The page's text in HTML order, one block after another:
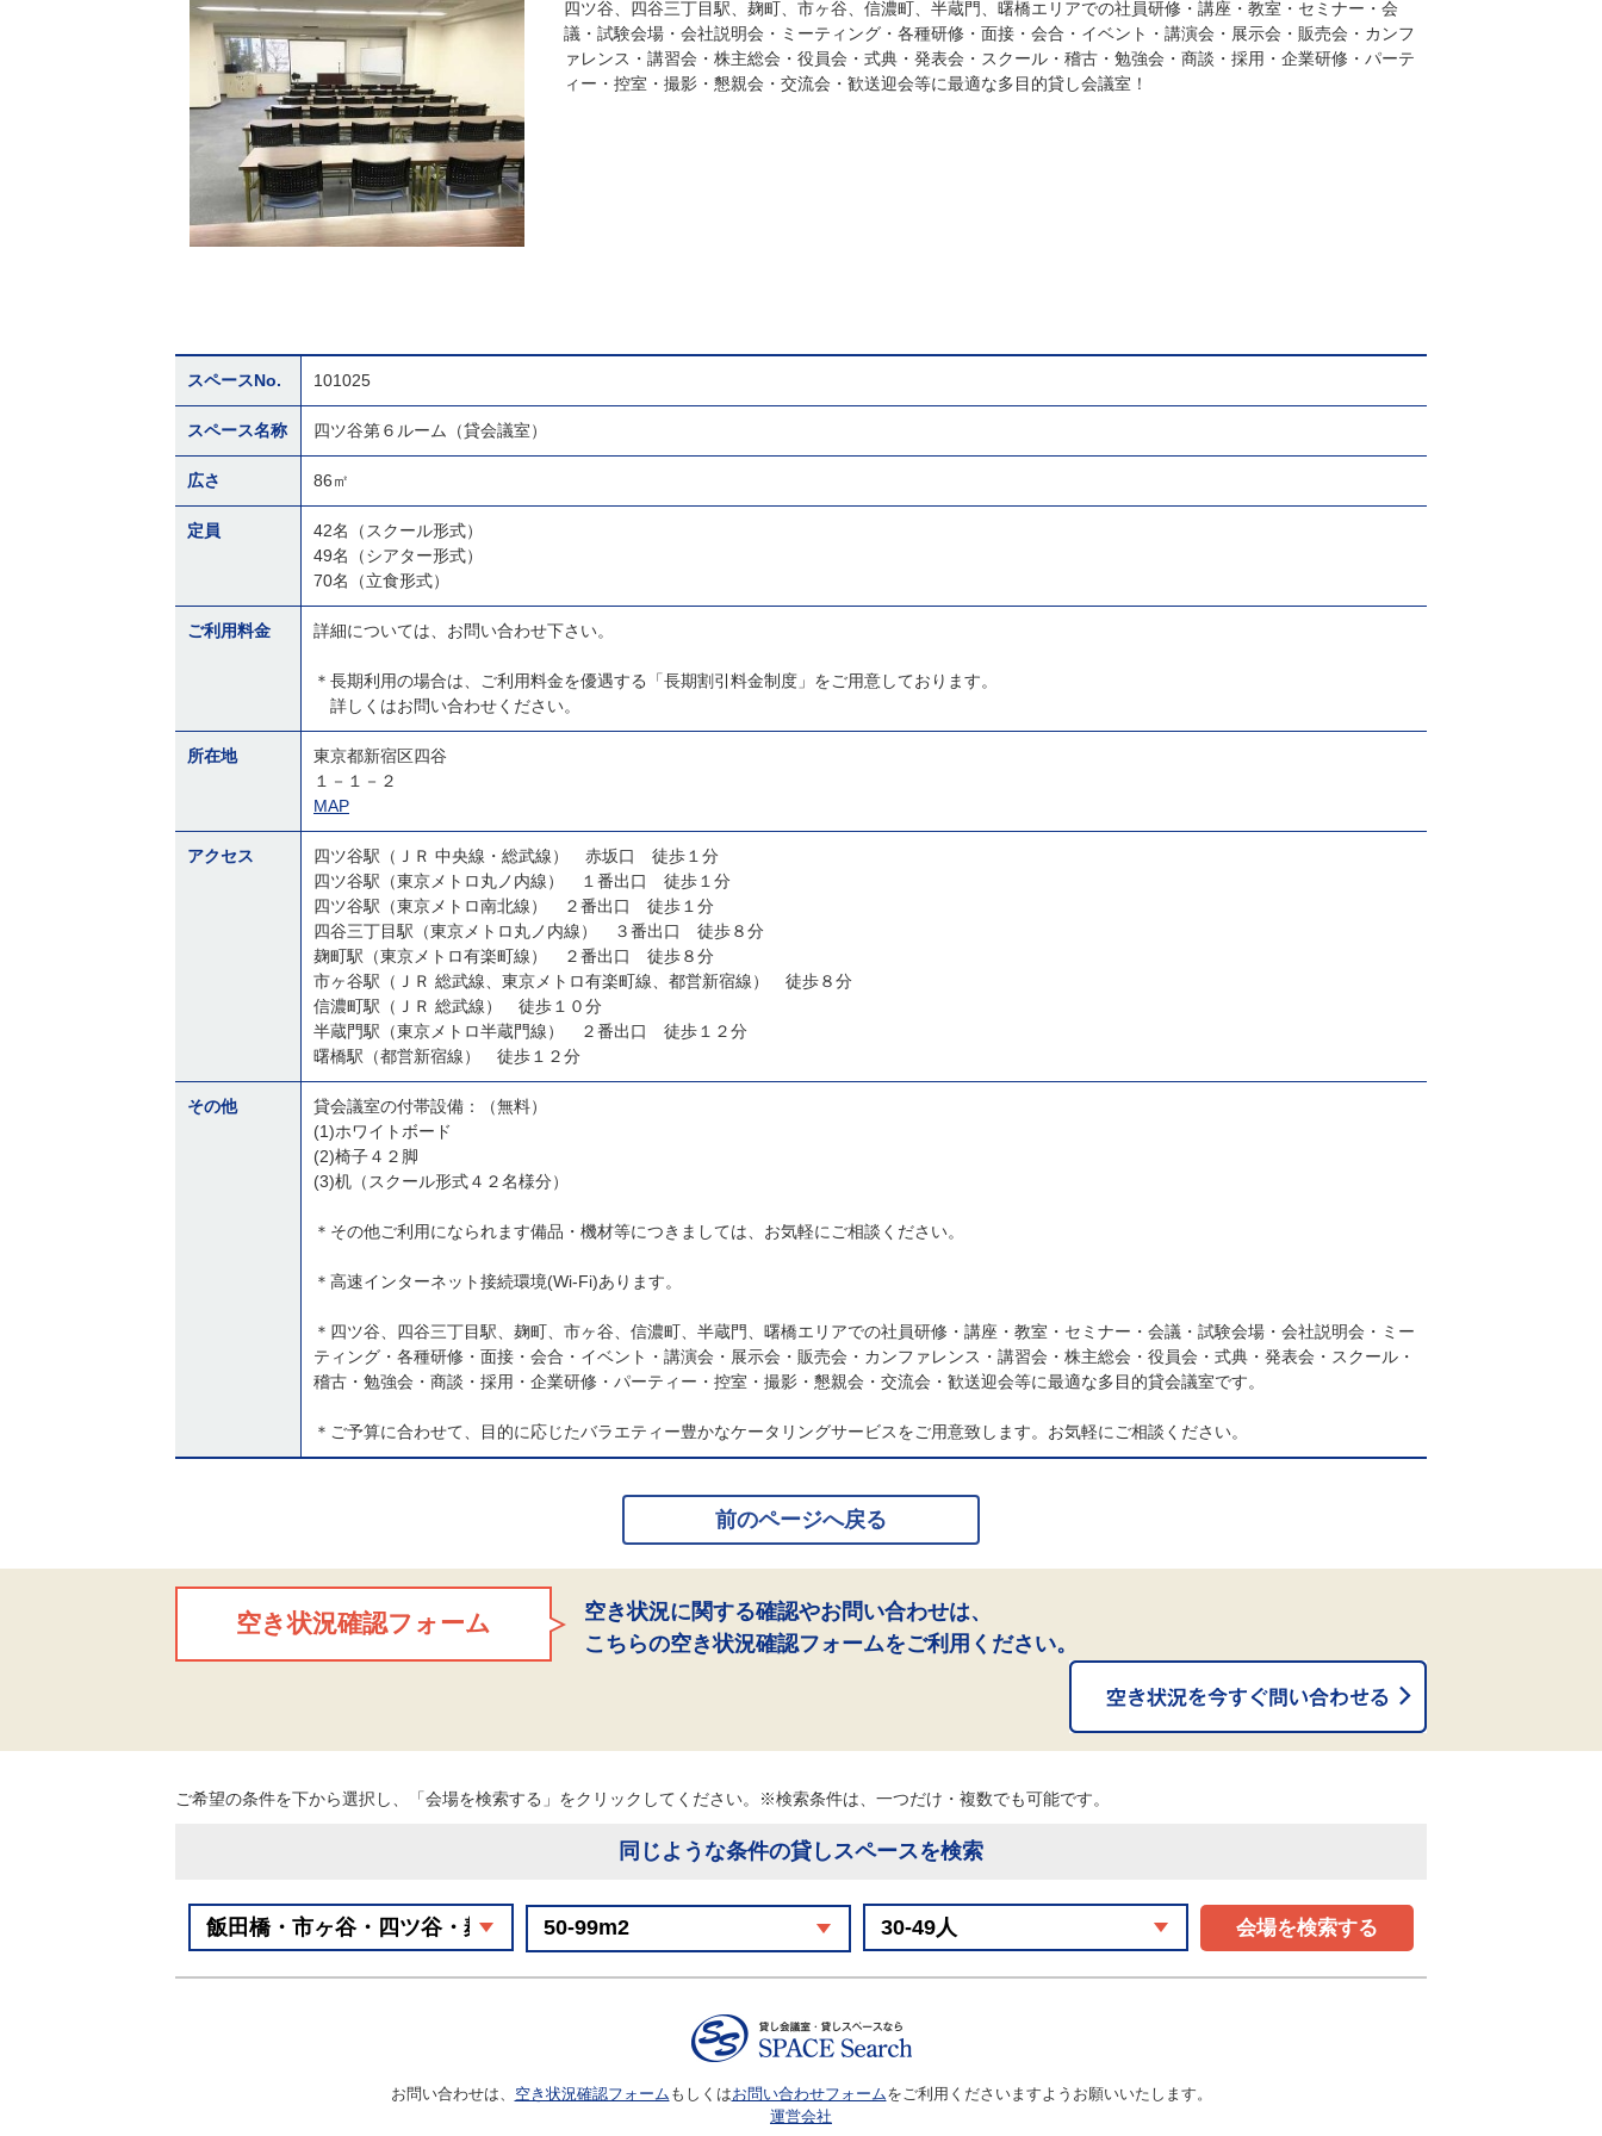
四ツ谷、四谷三丁目駅、麹町、市ヶ谷、信濃町、半蔵門、曙橋エリアでの社員研修・講座・教室・セミナー・会
議・試験会場・会社説明会・ミーティング・各種研修・面接・会合・イベント・講演会・展示会・販売会・カンフ
ァレンス・講習会・株主総会・役員会・式典・発表会・スクール・稽古・勉強会・商談・採用・企業研修・パーテ
ィー・控室・撮影・懇親会・交流会・歓送迎会等に最適な多目的貸し会議室！
スペースNo. 101025
スペース名称 四ツ谷第６ルーム（貸会議室）
広さ 86㎡
定員
42名（スクール形式）
49名（シアター形式）
70名（立食形式）
ご利用料金 詳細については、お問い合わせ下さい。
＊長期利用の場合は、ご利用料金を優遇する「長期割引料金制度」をご用意しております。
詳しくはお問い合わせください。
所在地
東京都新宿区四谷
１－１－２
MAP
アクセス
四ツ谷駅（ＪＲ 中央線・総武線） 赤坂口 徒歩１分
四ツ谷駅（東京メトロ丸ノ内線） １番出口 徒歩１分
四ツ谷駅（東京メトロ南北線） ２番出口 徒歩１分
四谷三丁目駅（東京メトロ丸ノ内線） ３番出口 徒歩８分
麹町駅（東京メトロ有楽町線） ２番出口 徒歩８分
市ヶ谷駅（ＪＲ 総武線、東京メトロ有楽町線、都営新宿線） 徒歩８分
信濃町駅（ＪＲ 総武線） 徒歩１０分
半蔵門駅（東京メトロ半蔵門線） ２番出口 徒歩１２分
曙橋駅（都営新宿線） 徒歩１２分
その他
貸会議室の付帯設備：（無料）
(1)ホワイトボード
(2)椅子４２脚
(3)机（スクール形式４２名様分）
＊その他ご利用になられます備品・機材等につきましては、お気軽にご相談ください。
＊高速インターネット接続環境(Wi-Fi)あります。
＊四ツ谷、四谷三丁目駅、麹町、市ヶ谷、信濃町、半蔵門、曙橋エリアでの社員研修・講座・教室・セミナー・会議・試験会場・会社説明会・ミー
ティング・各種研修・面接・会合・イベント・講演会・展示会・販売会・カンファレンス・講習会・株主総会・役員会・式典・発表会・スクール・
稽古・勉強会・商談・採用・企業研修・パーティー・控室・撮影・懇親会・交流会・歓送迎会等に最適な多目的貸会議室です。
＊ご予算に合わせて、目的に応じたバラエティー豊かなケータリングサービスをご用意致します。お気軽にご相談ください。
前のページへ戻る
空き状況確認フォーム
空き状況に関する確認やお問い合わせは、
こちらの空き状況確認フォームをご利用ください。
ご希望の条件を下から選択し、「会場を検索する」をクリックしてください。※検索条件は、一つだけ・複数でも可能です。
同じような条件の貸しスペースを検索
会場を検索する
お問い合わせは、 空き状況確認フォーム もしくはお問い合わせフォームをご利用くださいますようお願いいたします。
運営会社